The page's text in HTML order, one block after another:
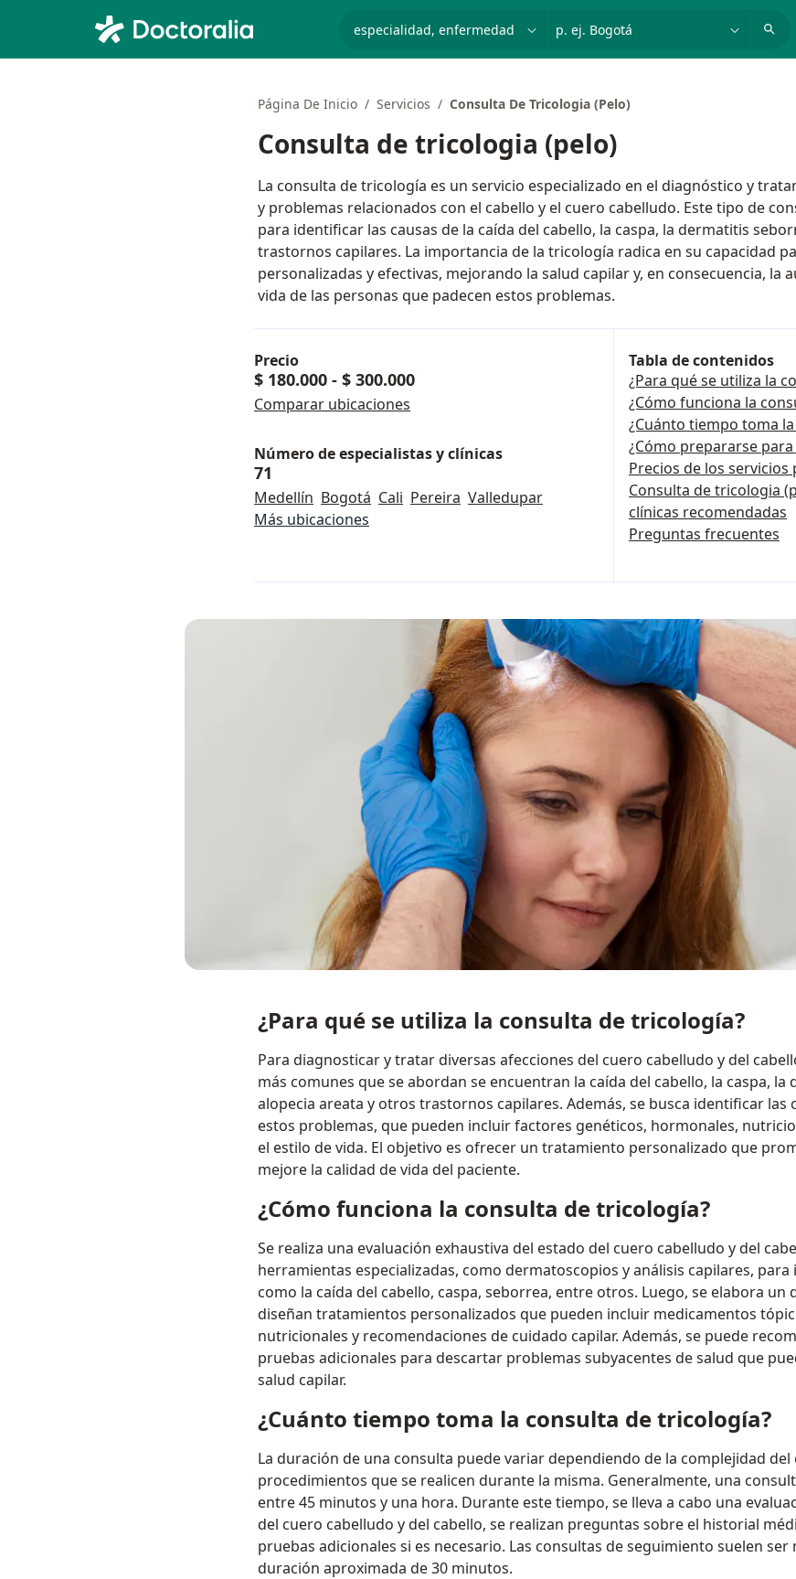
p. ej. Bogotá
Página De Inicio Servicios Consulta De Tricologia (Pelo)
Consulta de tricologia (pelo)
La consulta de tricología es un servicio especializado en el diagnóstico y
y problemas relacionados con el cabello y el cuero cabelludo. Este tipo de
para identificar las causas de la caída del cabello, la caspa, la dermatitis
trastornos capilares. La importancia de la tricología radica en su capacidad
personalizadas y efectivas, mejorando la salud capilar y, en consecuencia, la
vida de las personas que padecen estos problemas.
Precio
$ 180.000 - $ 300.000
Comparar ubicaciones
Número de especialistas y clínicas
71
Medellín Bogotá Cali Pereira Valledupar
Más ubicaciones
Tabla de contenidos
¿Para qué se utiliza la
¿Cómo funciona la
¿Cuánto tiempo toma
¿Cómo prepararse
Precios de los servicios
Consulta de tricologia
clínicas recomendadas
Preguntas frecuentes
¿Para qué se utiliza la consulta de tricología?
Para diagnosticar y tratar diversas afecciones del cuero cabelludo y del
más comunes que se abordan se encuentran la caída del cabello, la caspa,
alopecia areata y otros trastornos capilares. Además, se busca identificar las
estos problemas, que pueden incluir factores genéticos, hormonales,
el estilo de vida. El objetivo es ofrecer un tratamiento personalizado que
mejore la calidad de vida del paciente.
¿Cómo funciona la consulta de tricología?
Se realiza una evaluación exhaustiva del estado del cuero cabelludo y del
herramientas especializadas, como dermatoscopios y análisis capilares,
como la caída del cabello, caspa, seborrea, entre otros. Luego, se elabora un
diseñan tratamientos personalizados que pueden incluir medicamentos
nutricionales y recomendaciones de cuidado capilar. Además, se puede
pruebas adicionales para descartar problemas subyacentes de salud que
salud capilar.
¿Cuánto tiempo toma la consulta de tricología?
La duración de una consulta puede variar dependiendo de la complejidad del
procedimientos que se realicen durante la misma. Generalmente, una
entre 45 minutos y una hora. Durante este tiempo, se lleva a cabo una
del cuero cabelludo y del cabello, se realizan preguntas sobre el historial
pruebas adicionales si es necesario. Las consultas de seguimiento suelen ser
duración aproximada de 30 minutos.